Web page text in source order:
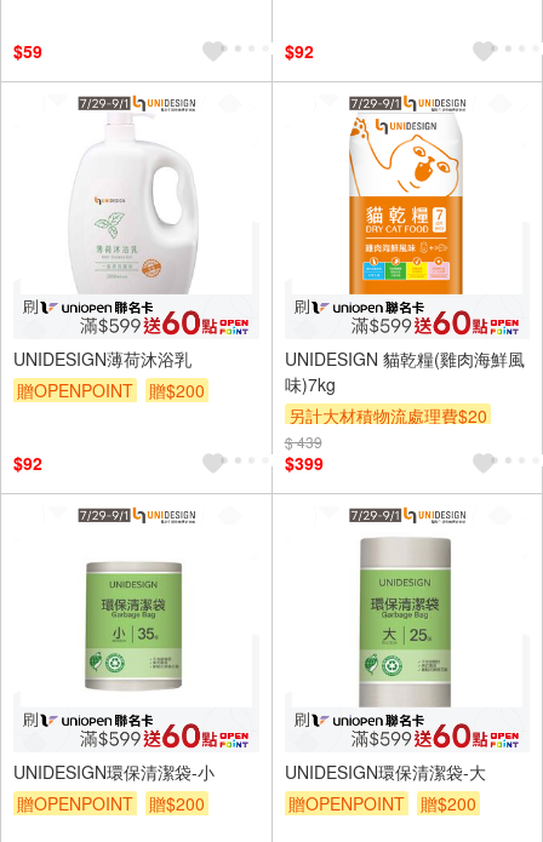
$59
$92
UNIDESIGN薄荷沐浴乳
贈OPENPOINT
贈$200
$92
UNIDESIGN 貓乾糧(雞肉海鮮風
味)7kg
另計大材積物流處理費$20
贈OPENPOINT
$ 439
$399
UNIDESIGN環保清潔袋-小
贈OPENPOINT
贈$200
UNIDESIGN環保清潔袋-大
贈OPENPOINT
贈$200